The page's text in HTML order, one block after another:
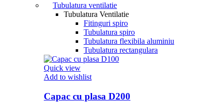
Tubulatura ventilatie
Tubulatura Ventilatie
Fitinguri spiro
Tubulatura spiro
Tubulatura flexibila aluminiu
Tubulatura rectangulara
Quick view
Add to wishlist
Capac cu plasa D200